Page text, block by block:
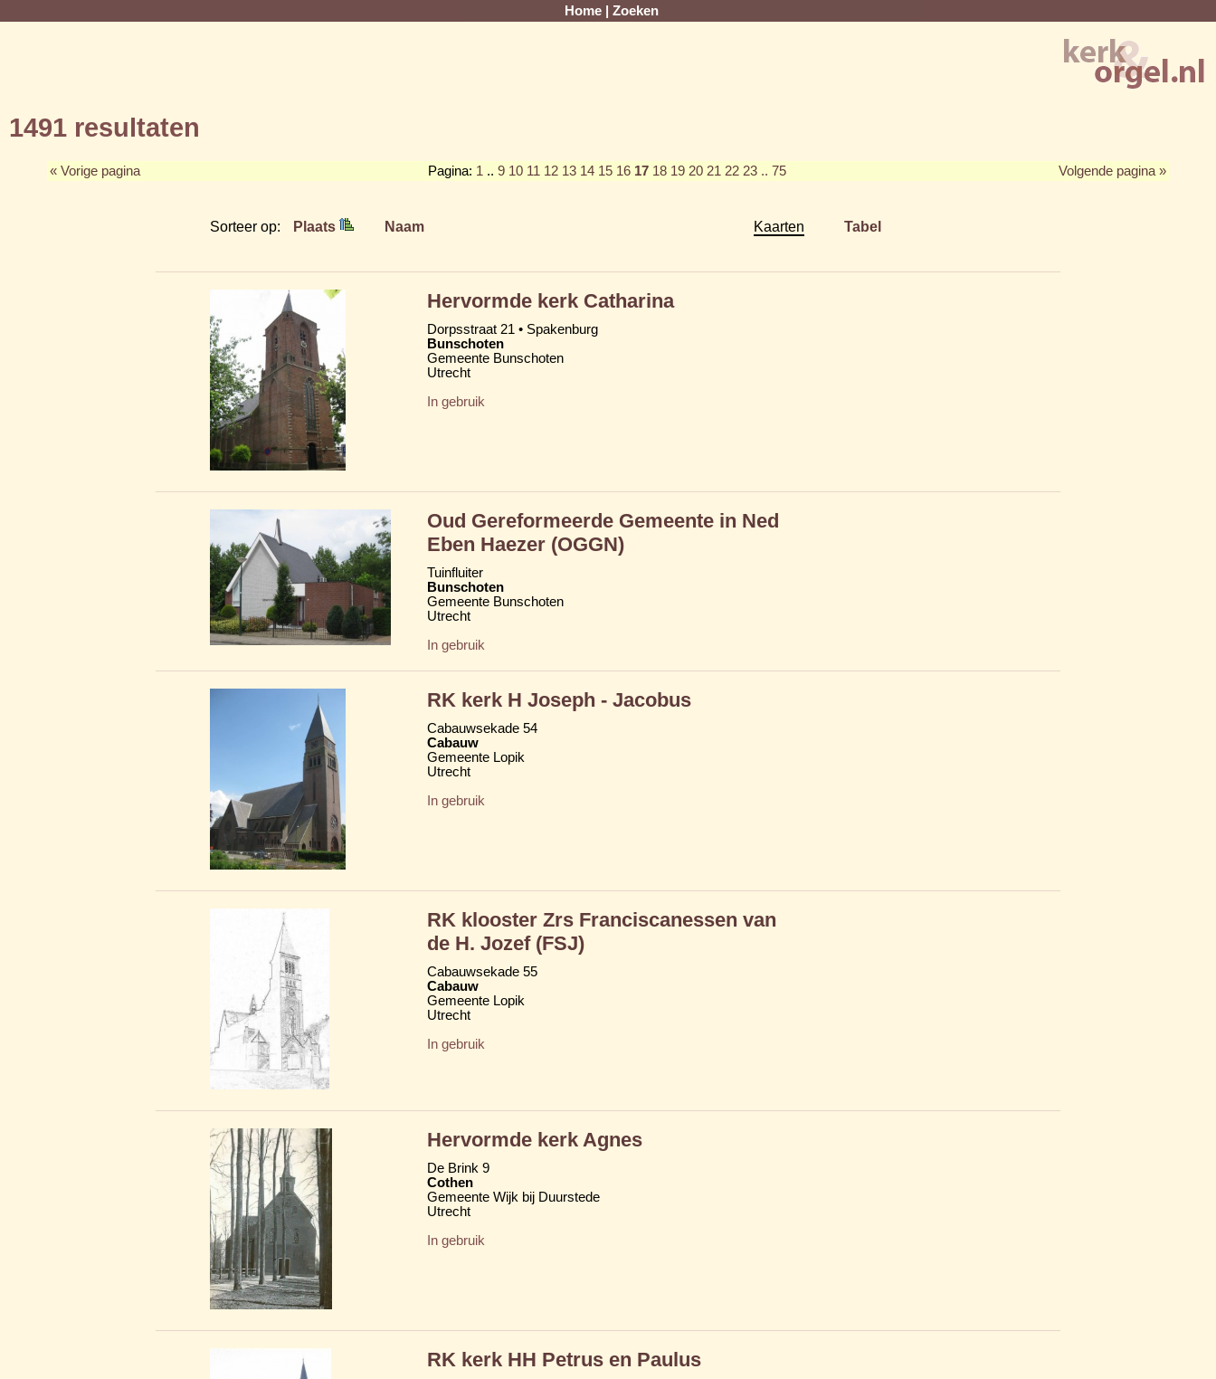
Home Zoeken
1491 resultaten
« Vorige pagina Pagina: 1 .. 9 10 11 12 13 14 15 16 17 18 19 20 21 22 23 .. 75 Volgende pagina »
Sorteer op: Plaats Naam Kaarten Tabel
Hervormde kerk Catharina
Dorpsstraat 21 • Spakenburg
Bunschoten
Gemeente Bunschoten
Utrecht
In gebruik
Oud Gereformeerde Gemeente in Ned
Eben Haezer (OGGN)
Tuinfluiter
Bunschoten
Gemeente Bunschoten
Utrecht
In gebruik
RK kerk H Joseph - Jacobus
Cabauwsekade 54
Cabauw
Gemeente Lopik
Utrecht
In gebruik
RK klooster Zrs Franciscanessen van
de H. Jozef (FSJ)
Cabauwsekade 55
Cabauw
Gemeente Lopik
Utrecht
In gebruik
Hervormde kerk Agnes
De Brink 9
Cothen
Gemeente Wijk bij Duurstede
Utrecht
In gebruik
RK kerk HH Petrus en Paulus